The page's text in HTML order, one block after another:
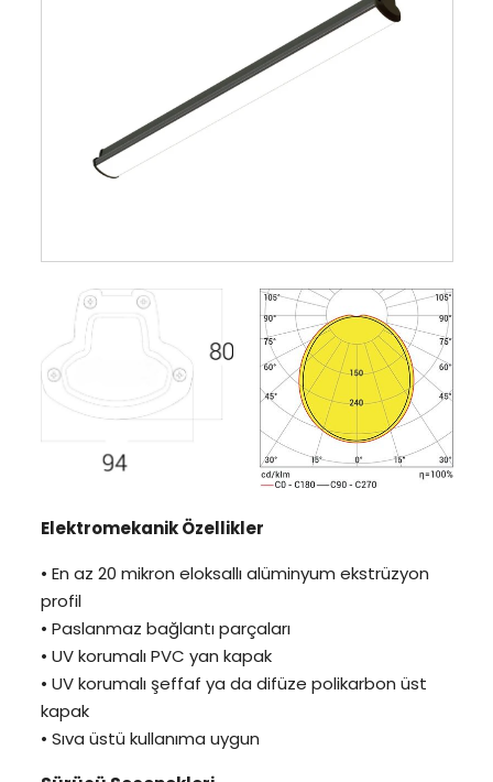
Elektromekanik Özellikler
• En az 20 mikron eloksallı alüminyum ekstrüzyon
profil
• Paslanmaz bağlantı parçaları
• UV korumalı PVC yan kapak
• UV korumalı şeffaf ya da difüze polikarbon üst
kapak
• Sıva üstü kullanıma uygun